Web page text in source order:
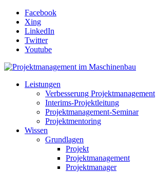
Facebook
Xing
LinkedIn
Twitter
Youtube
Leistungen
Verbesserung Projektmanagement
Interims-Projektleitung
Projektmanagement-Seminar
Projektmentoring
Wissen
Grundlagen
Projekt
Projektmanagement
Projektmanager